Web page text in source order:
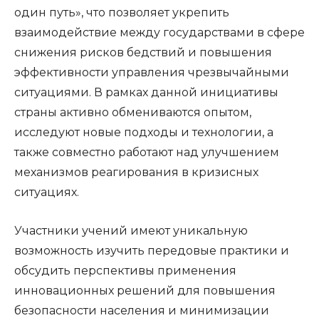
один путь», что позволяет укрепить
взаимодействие между государствами в сфере
снижения рисков бедствий и повышения
эффективности управления чрезвычайными
ситуациями. В рамках данной инициативы
страны активно обмениваются опытом,
исследуют новые подходы и технологии, а
также совместно работают над улучшением
механизмов реагирования в кризисных
ситуациях.
Участники учений имеют уникальную
возможность изучить передовые практики и
обсудить перспективы применения
инновационных решений для повышения
безопасности населения и минимизации